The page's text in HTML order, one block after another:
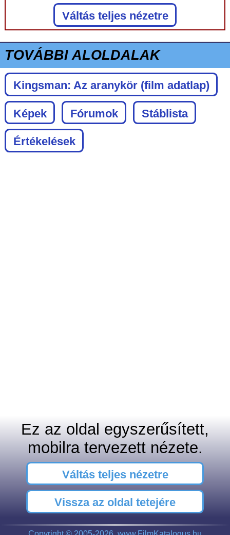
Váltás teljes nézetre
TOVÁBBI ALOLDALAK
Kingsman: Az aranykör (film adatlap)
Képek Fórumok Stáblista
Értékelések
Ez az oldal egyszerűsített,
mobilra tervezett nézete.
Váltás teljes nézetre
Vissza az oldal tetejére